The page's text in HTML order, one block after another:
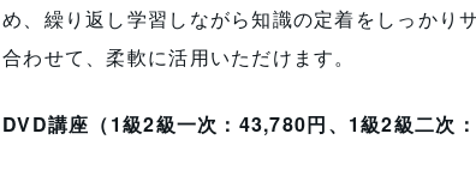
め、繰り返し学習しながら知識の定着をしっかり
合わせて、柔軟に活用いただけます。
DVD講座（1級2級一次：43,780円、1級2級二次